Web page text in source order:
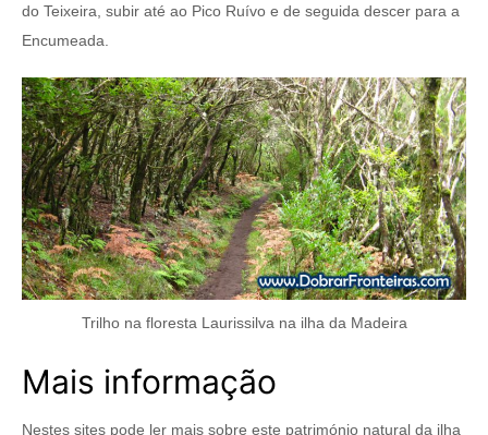
do Teixeira, subir até ao Pico Ruívo e de seguida descer para a
Encumeada.
Trilho na floresta Laurissilva na ilha da Madeira
Mais informação
Nestes sites pode ler mais sobre este património natural da ilha